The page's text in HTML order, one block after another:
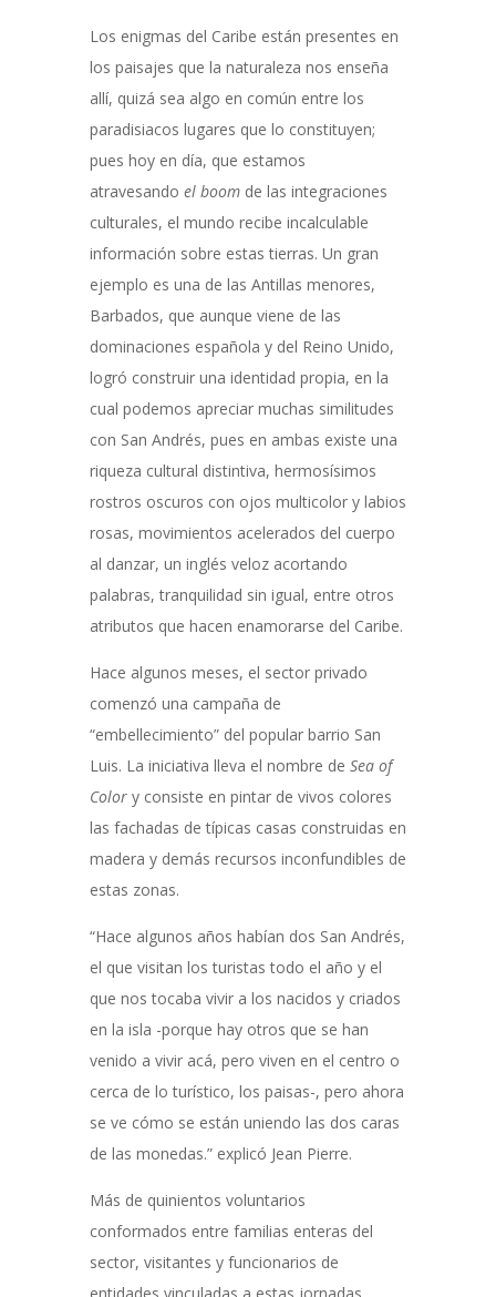
Los enigmas del Caribe están presentes en
los paisajes que la naturaleza nos enseña
allí, quizá sea algo en común entre los
paradisiacos lugares que lo constituyen;
pues hoy en día, que estamos
atravesando el boom de las integraciones
culturales, el mundo recibe incalculable
información sobre estas tierras. Un gran
ejemplo es una de las Antillas menores,
Barbados, que aunque viene de las
dominaciones española y del Reino Unido,
logró construir una identidad propia, en la
cual podemos apreciar muchas similitudes
con San Andrés, pues en ambas existe una
riqueza cultural distintiva, hermosísimos
rostros oscuros con ojos multicolor y labios
rosas, movimientos acelerados del cuerpo
al danzar, un inglés veloz acortando
palabras, tranquilidad sin igual, entre otros
atributos que hacen enamorarse del Caribe.
Hace algunos meses, el sector privado
comenzó una campaña de
“embellecimiento” del popular barrio San
Luis. La iniciativa lleva el nombre de Sea of
Colory consiste en pintar de vivos colores
las fachadas de típicas casas construidas en
madera y demás recursos inconfundibles de
estas zonas.
“Hace algunos años habían dos San Andrés,
el que visitan los turistas todo el año y el
que nos tocaba vivir a los nacidos y criados
en la isla -porque hay otros que se han
venido a vivir acá, pero viven en el centro o
cerca de lo turístico, los paisas-, pero ahora
se ve cómo se están uniendo las dos caras
de las monedas.” explicó Jean Pierre.
Más de quinientos voluntarios
conformados entre familias enteras del
sector, visitantes y funcionarios de